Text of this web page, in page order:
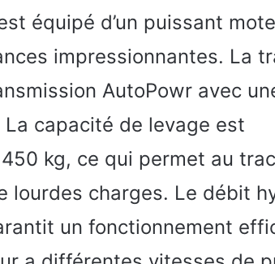
équipé d’un puissant
impressionnantes. La
AutoPowr avec
capacité de levage est
kg, ce qui permet au
lourdes charges. Le débit
un fonctionnement